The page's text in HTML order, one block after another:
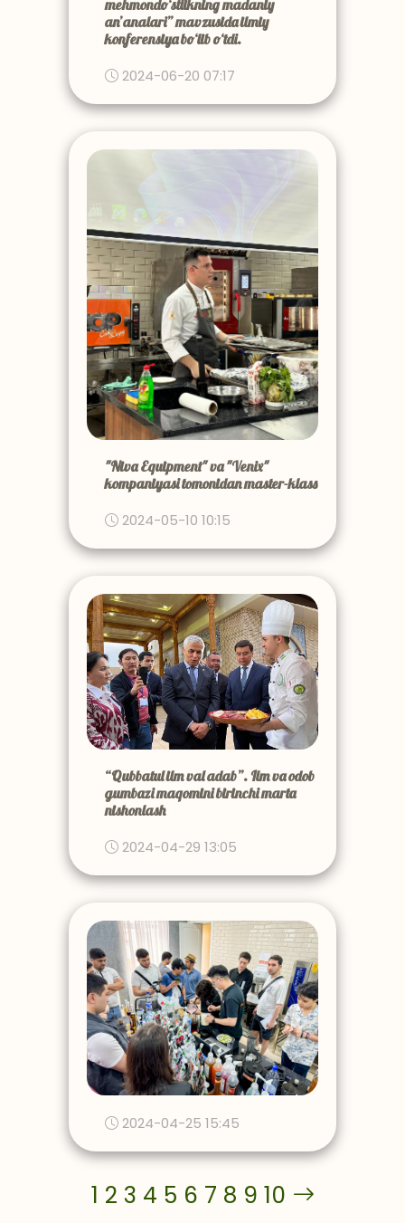
mehmondo‘stlikning madaniy
an’analari” mavzusida ilmiy
konferensiya bo‘lib o‘tdi.
2024-06-20 07:17
"Niva Equipment" va "Venix"
kompaniyasi tomonidan master-klass
2024-05-10 10:15
“Qubbatul ilm val adab”. Ilm va odob
gumbazi maqomini birinchi marta
nishonlash
2024-04-29 13:05
2024-04-25 15:45
1 2 3 4 5 6 7 8 9 10